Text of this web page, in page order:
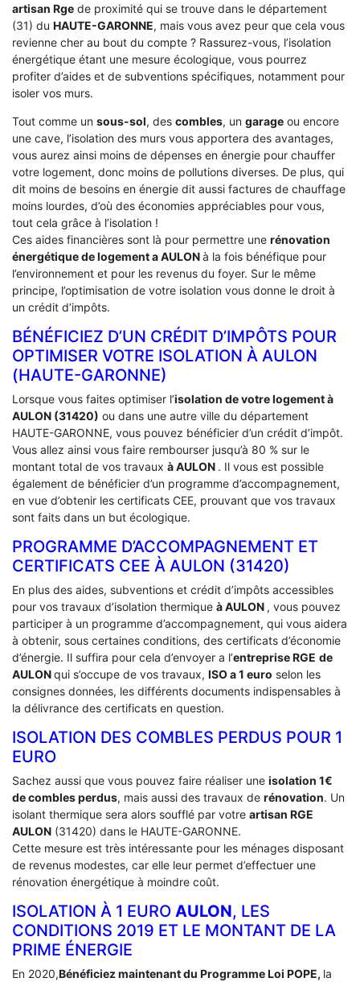
artisan Rge de proximité qui se trouve dans le département
(31) du HAUTE-GARONNE, mais vous avez peur que cela vous
revienne cher au bout du compte ? Rassurez-vous, l’isolation
énergétique étant une mesure écologique, vous pourrez
profiter d’aides et de subventions spécifiques, notamment pour
isoler vos murs.
Tout comme un sous-sol, des combles, un garage ou encore
une cave, l’isolation des murs vous apportera des avantages,
vous aurez ainsi moins de dépenses en énergie pour chauffer
votre logement, donc moins de pollutions diverses. De plus, qui
dit moins de besoins en énergie dit aussi factures de chauffage
moins lourdes, d’où des économies appréciables pour vous,
tout cela grâce à l’isolation !
Ces aides financières sont là pour permettre une rénovation
énergétique de logement aAULONà la fois bénéfique pour
l’environnement et pour les revenus du foyer. Sur le même
principe, l’optimisation de votre isolation vous donne le droit à
un crédit d’impôts.
BÉNÉFICIEZ D’UN CRÉDIT D’IMPÔTS POUR
OPTIMISER VOTRE ISOLATION À ‎AULON
(HAUTE-GARONNE)
Lorsque vous faites optimiser l’isolation de votre logement à
AULON (31420) ou dans une autre ville du département
HAUTE-GARONNE, vous pouvez bénéficier d’un crédit d’impôt.
Vous allez ainsi vous faire rembourser jusqu’à 80 % sur le
montant total de vos travaux à AULON . Il vous est possible
également de bénéficier d’un programme d’accompagnement,
en vue d’obtenir les certificats CEE, prouvant que vos travaux
sont faits dans un but écologique.
PROGRAMME D’ACCOMPAGNEMENT ET
CERTIFICATS CEE À ‎AULON (31420)
En plus des aides, subventions et crédit d’impôts accessibles
pour vos travaux d’isolation thermique à AULON , vous pouvez
participer à un programme d’accompagnement, qui vous aidera
à obtenir, sous certaines conditions, des certificats d’économie
d’énergie. Il suffira pour cela d’envoyer a l’entreprise RGE de
AULONqui s’occupe de vos travaux, ISO a 1 euro selon les
consignes données, les différents documents indispensables à
la délivrance des certificats en question.
ISOLATION DES COMBLES PERDUS POUR 1
EURO
Sachez aussi que vous pouvez faire réaliser une isolation 1€
de combles perdus, mais aussi des travaux de rénovation. Un
isolant thermique sera alors soufflé par votre artisan RGE
AULON (31420) dans le HAUTE-GARONNE.
Cette mesure est très intéressante pour les ménages disposant
de revenus modestes, car elle leur permet d’effectuer une
rénovation énergétique à moindre coût.
ISOLATION À 1 EURO AULON, LES
CONDITIONS 2019 ET LE MONTANT DE LA
PRIME ÉNERGIE
En 2020,Bénéficiez maintenant du Programme Loi POPE, la